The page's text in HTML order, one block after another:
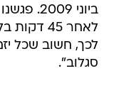
לאחר
לכך, חשוב שכל
סגלוב".